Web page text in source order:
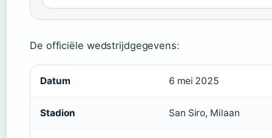
De officiële wedstrijdgegevens:
Datum 6 mei 2025
Stadion San Siro, Milaan